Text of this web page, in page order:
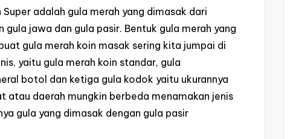
Super adalah gula merah yang dimasak dari
gula jawa dan gula pasir. Bentuk gula merah yang
gula merah koin masak sering kita jumpai di
yaitu gula merah koin standar, gula
botol dan ketiga gula kodok yaitu ukurannya
atau daerah mungkin berbeda menamakan jenis
gula yang dimasak dengan gula pasir